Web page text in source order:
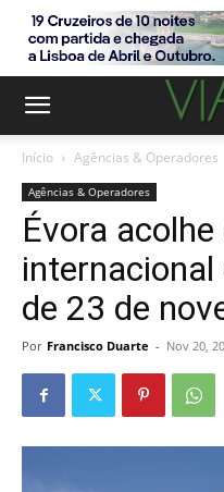
Início Agências & Operadores
Agências & Operadores
Évora
de 23 de
Por Francisco Duarte - Nov 20,